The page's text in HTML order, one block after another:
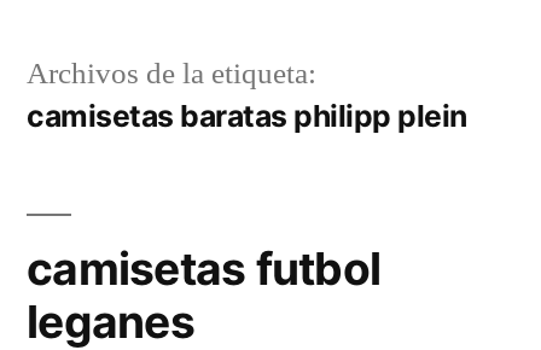
Archivos de la etiqueta:
camisetas baratas philipp plein
camisetas futbol
leganes